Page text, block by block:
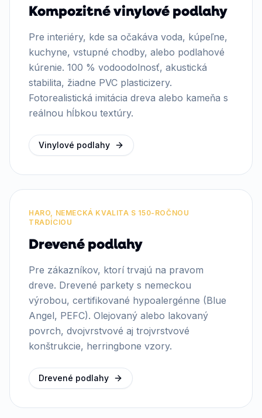
Kompozitné vinylové podlahy
Pre interiéry, kde sa očakáva voda, kúpeľne,
kuchyne, vstupné chodby, alebo podlahové
kúrenie. 100 % vodoodolnosť, akustická
stabilita, žiadne PVC plasticizery.
Fotorealistická imitácia dreva alebo kameňa s
reálnou hĺbkou textúry.
Vinylové podlahy
HARO, NEMECKÁ KVALITA S 150-ROČNOU
TRADÍCIOU
Drevené podlahy
Pre zákazníkov, ktorí trvajú na pravom
dreve. Drevené parkety s nemeckou
výrobou, certifikované hypoalergénne (Blue
Angel, PEFC). Olejovaný alebo lakovaný
povrch, dvojvrstvové aj trojvrstvové
konštrukcie, herringbone vzory.
Drevené podlahy